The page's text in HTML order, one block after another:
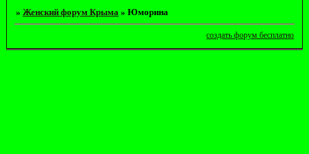
» Женский форум Крыма » Юморина
создать форум бесплатно